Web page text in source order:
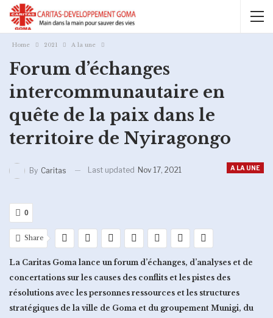
Home 2021 A la une
Forum d’échanges
intercommunautaire en
quête de la paix dans le
territoire de Nyiragongo
A LA UNE
By Caritas Last updated Nov 17, 2021
0
Share
La Caritas Goma lance un forum d’échanges, d’analyses et de
concertations sur les causes des conflits et les pistes des
résolutions avec les personnes ressources et les structures
stratégiques de la ville de Goma et du groupement Munigi, du